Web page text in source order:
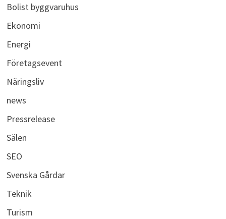
Bolist byggvaruhus
Ekonomi
Energi
Företagsevent
Näringsliv
news
Pressrelease
Sälen
SEO
Svenska Gårdar
Teknik
Turism